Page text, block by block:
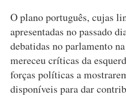
O plano português, cujas
apresentadas no passado
debatidas no parlamento
mereceu críticas da
forças políticas a
disponíveis para dar